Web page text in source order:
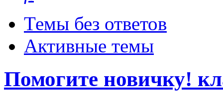
Темы без ответов
Активные темы
Помогите новичку!